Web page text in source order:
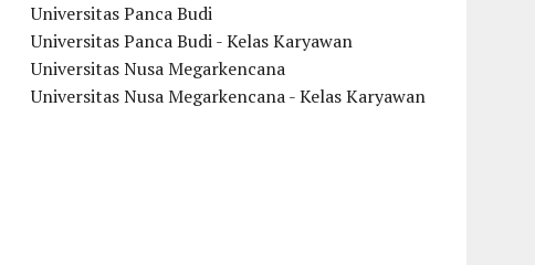
Universitas Panca Budi
Universitas Panca Budi - Kelas Karyawan
Universitas Nusa Megarkencana
Universitas Nusa Megarkencana - Kelas Karyawan